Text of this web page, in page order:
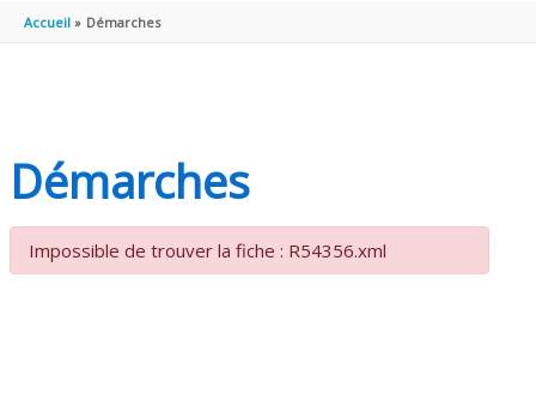
Accueil Démarches
Démarches
Impossible de trouver la fiche : R54356.xml